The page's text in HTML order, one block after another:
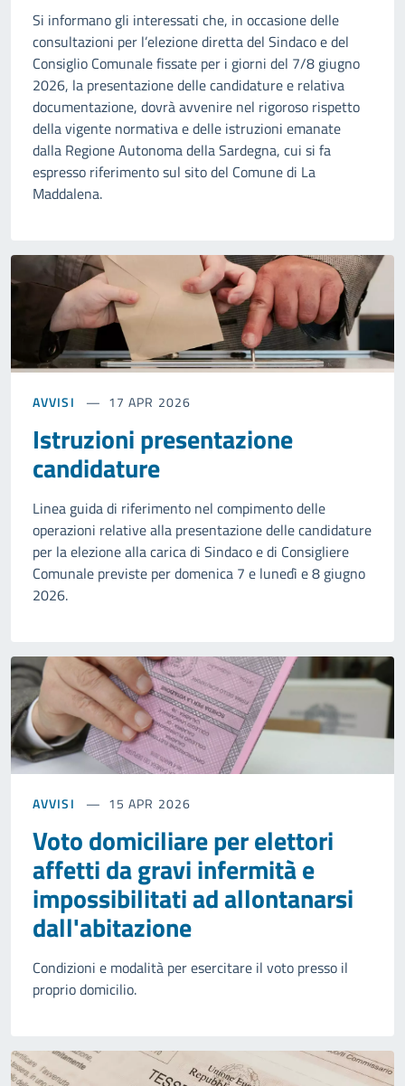
Si informano gli interessati che, in occasione delle
consultazioni per l’elezione diretta del Sindaco e del
Consiglio Comunale fissate per i giorni del 7/8 giugno
2026, la presentazione delle candidature e relativa
documentazione, dovrà avvenire nel rigoroso rispetto
della vigente normativa e delle istruzioni emanate
dalla Regione Autonoma della Sardegna, cui si fa
espresso riferimento sul sito del Comune di La
Maddalena.
AVVISI 17 APR 2026
Istruzioni presentazione
candidature
Linea guida di riferimento nel compimento delle
operazioni relative alla presentazione delle candidature
per la elezione alla carica di Sindaco e di Consigliere
Comunale previste per domenica 7 e lunedì e 8 giugno
2026.
AVVISI 15 APR 2026
Voto domiciliare per elettori
affetti da gravi infermità e
impossibilitati ad allontanarsi
dall'abitazione
Condizioni e modalità per esercitare il voto presso il
proprio domicilio.